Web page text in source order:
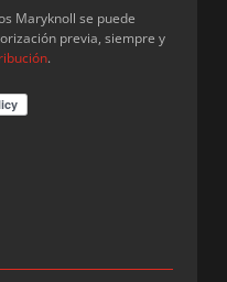
Maryknoll se puede
previa, siempre y
.